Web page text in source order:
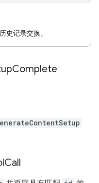
史记录交换。
Complete
Call